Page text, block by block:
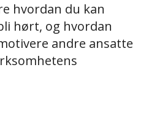
hvordan du kan
hørt, og hvordan
andre ansatte